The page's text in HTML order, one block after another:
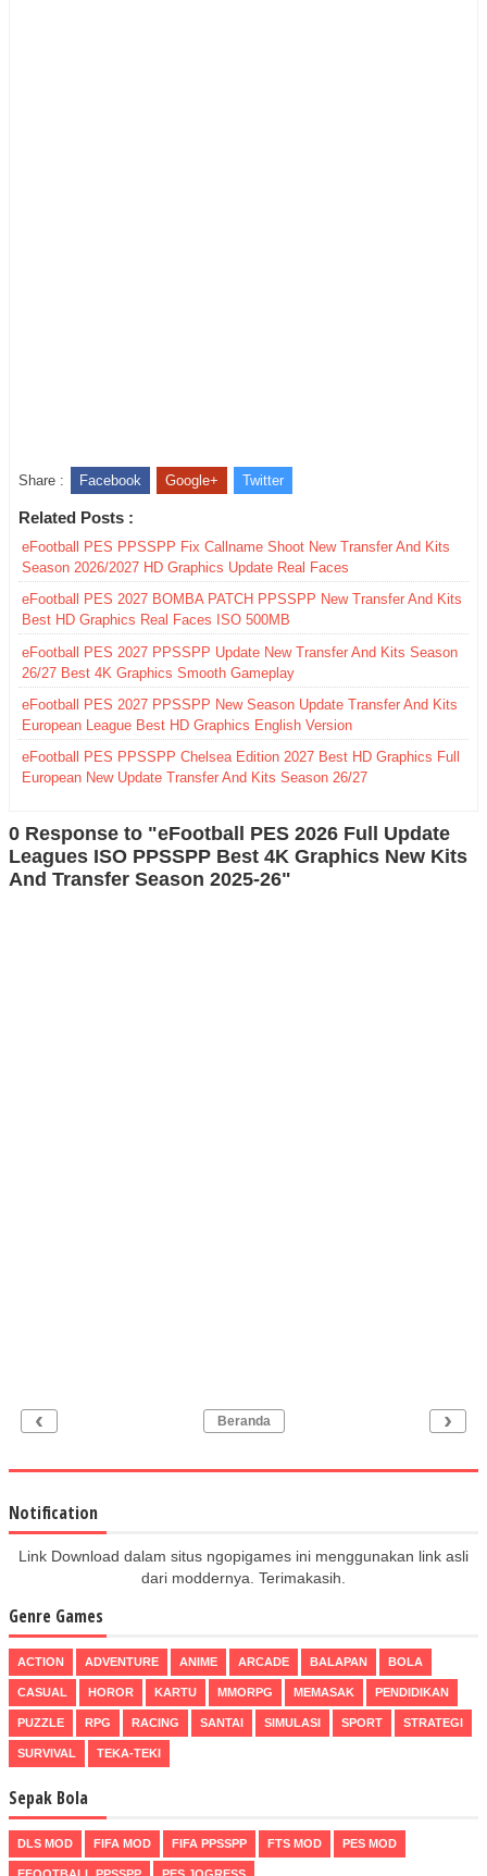
Share : Facebook Google+ Twitter
Related Posts :
eFootball PES PPSSPP Fix Callname Shoot New Transfer And Kits
Season 2026/2027 HD Graphics Update Real Faces
eFootball PES 2027 BOMBA PATCH PPSSPP New Transfer And Kits
Best HD Graphics Real Faces ISO 500MB
eFootball PES 2027 PPSSPP Update New Transfer And Kits Season
26/27 Best 4K Graphics Smooth Gameplay
eFootball PES 2027 PPSSPP New Season Update Transfer And Kits
European League Best HD Graphics English Version
eFootball PES PPSSPP Chelsea Edition 2027 Best HD Graphics Full
European New Update Transfer And Kits Season 26/27
0 Response to "eFootball PES 2026 Full Update
Leagues ISO PPSSPP Best 4K Graphics New Kits
And Transfer Season 2025-26"
‹ ›
Beranda
Notification
Link Download dalam situs ngopigames ini menggunakan link asli
dari moddernya. Terimakasih.
Genre Games
ACTION ADVENTURE ANIME ARCADE BALAPAN BOLA
CASUAL HOROR KARTU MMORPG MEMASAK PENDIDIKAN
PUZZLE RPG RACING SANTAI SIMULASI SPORT STRATEGI
SURVIVAL TEKA-TEKI
Sepak Bola
DLS MOD FIFA MOD FIFA PPSSPP FTS MOD PES MOD